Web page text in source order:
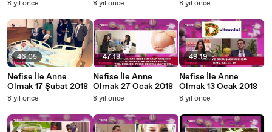
8 yıl önce
46:05
Nefise İle Anne
Olmak 17 Şubat 2018
8 yıl önce
8 yıl önce
47:18
Nefise İle Anne
Olmak 27 Ocak 2018
8 yıl önce
8 yıl önce
49:19
Nefise İle Anne
Olmak 13 Ocak 2018
8 yıl önce